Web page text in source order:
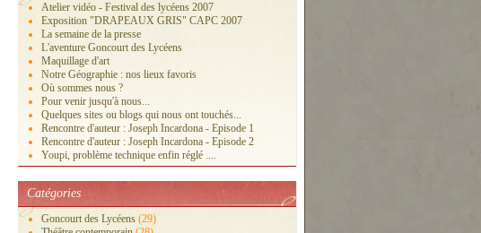
Atelier vidéo - Festival des lycéens 2007
Exposition "DRAPEAUX GRIS" CAPC 2007
La semaine de la presse
L'aventure Goncourt des Lycéens
Maquillage d'art
Notre Géographie : nos lieux favoris
Où sommes nous ?
Pour venir jusqu'à nous...
Quelques sites ou blogs qui nous ont touchés...
Rencontre d'auteur : Joseph Incardona - Episode 1
Rencontre d'auteur : Joseph Incardona - Episode 2
Youpi, problème technique enfin réglé ....
Catégories
Goncourt des Lycéens (29)